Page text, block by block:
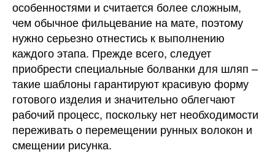
особенностями и считается более сложным,
чем обычное фильцевание на мате, поэтому
нужно серьезно отнестись к выполнению
каждого этапа. Прежде всего, следует
приобрести специальные болванки для шляп –
такие шаблоны гарантируют красивую форму
готового изделия и значительно облегчают
рабочий процесс, поскольку нет необходимости
переживать о перемещении рунных волокон и
смещении рисунка.